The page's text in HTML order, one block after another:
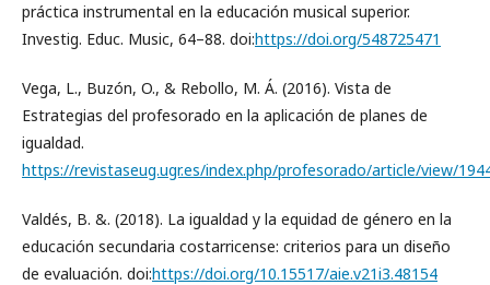
práctica instrumental en la educación musical superior.
Investig. Educ. Music, 64–88. doi:https://doi.org/548725471
Vega, L., Buzón, O., & Rebollo, M. Á. (2016). Vista de
Estrategias del profesorado en la aplicación de planes de
igualdad.
https://revistaseug.ugr.es/index.php/profesorado/article/view/
Valdés, B. &. (2018). La igualdad y la equidad de género en la
educación secundaria costarricense: criterios para un diseño
de evaluación. doi:https://doi.org/10.15517/aie.v21i3.48154